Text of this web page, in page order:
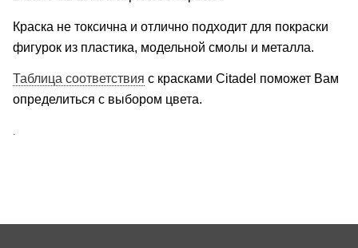
Краска не токсична и отлично подходит для покраски
фигурок из пластика, модельной смолы и металла.
Таблица соответствия с красками Citadel поможет Вам
определиться с выбором цвета.
.